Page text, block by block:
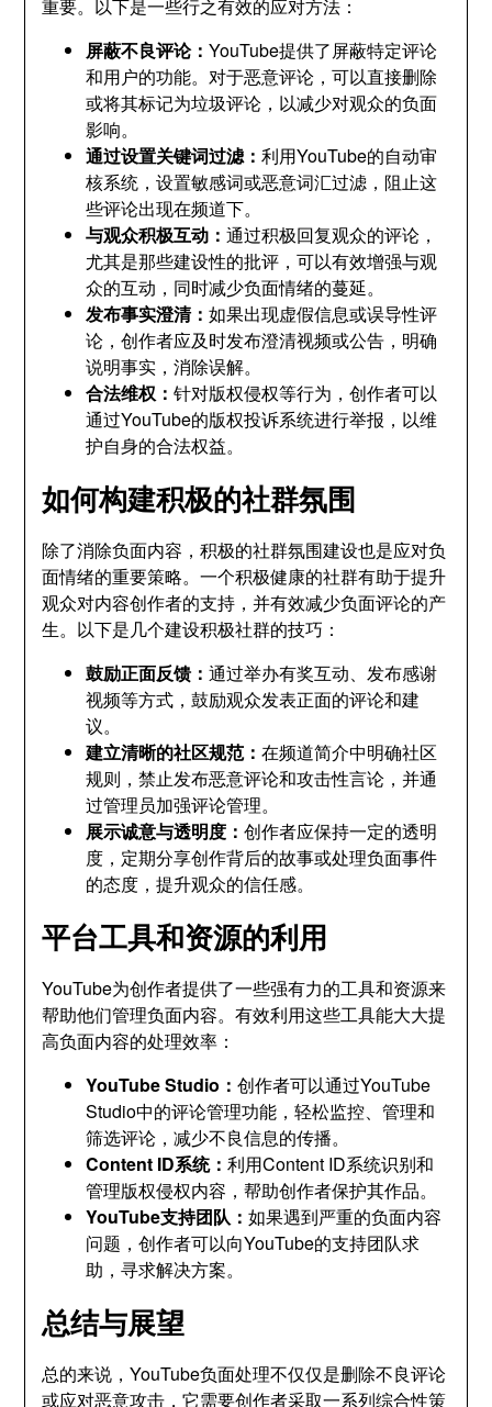
重要。以下是一些行之有效的应对方法：
屏蔽不良评论：YouTube提供了屏蔽特定评论
和用户的功能。对于恶意评论，可以直接删除
或将其标记为垃圾评论，以减少对观众的负面
影响。
通过设置关键词过滤：利用YouTube的自动审
核系统，设置敏感词或恶意词汇过滤，阻止这
些评论出现在频道下。
与观众积极互动：通过积极回复观众的评论，
尤其是那些建设性的批评，可以有效增强与观
众的互动，同时减少负面情绪的蔓延。
发布事实澄清：如果出现虚假信息或误导性评
论，创作者应及时发布澄清视频或公告，明确
说明事实，消除误解。
合法维权：针对版权侵权等行为，创作者可以
通过YouTube的版权投诉系统进行举报，以维
护自身的合法权益。
如何构建积极的社群氛围
除了消除负面内容，积极的社群氛围建设也是应对负
面情绪的重要策略。一个积极健康的社群有助于提升
观众对内容创作者的支持，并有效减少负面评论的产
生。以下是几个建设积极社群的技巧：
鼓励正面反馈：通过举办有奖互动、发布感谢
视频等方式，鼓励观众发表正面的评论和建
议。
建立清晰的社区规范：在频道简介中明确社区
规则，禁止发布恶意评论和攻击性言论，并通
过管理员加强评论管理。
展示诚意与透明度：创作者应保持一定的透明
度，定期分享创作背后的故事或处理负面事件
的态度，提升观众的信任感。
平台工具和资源的利用
YouTube为创作者提供了一些强有力的工具和资源来
帮助他们管理负面内容。有效利用这些工具能大大提
高负面内容的处理效率：
YouTube Studio：创作者可以通过YouTube
Studio中的评论管理功能，轻松监控、管理和
筛选评论，减少不良信息的传播。
Content ID系统：利用Content ID系统识别和
管理版权侵权内容，帮助创作者保护其作品。
YouTube支持团队：如果遇到严重的负面内容
问题，创作者可以向YouTube的支持团队求
助，寻求解决方案。
总结与展望
总的来说，YouTube负面处理不仅仅是删除不良评论
或应对恶意攻击，它需要创作者采取一系列综合性策